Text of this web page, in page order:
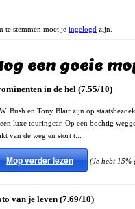
te stemmen moet je ingelogd zijn.
een goeie
in de hel (7.55/10)
Bush en Tony Blair zijn op
luxe touringcar. Op een bochtig
van de weg en stort t...
Mop verder lezen (Je hebt 15%
van je leven (7.69/10)